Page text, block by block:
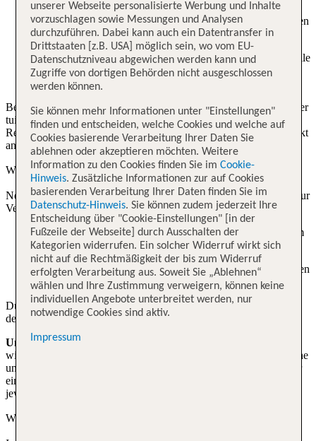
Für noch mehr Komfort kannst du, je nach Fluggesellschaft,
für dein Baby unter zwei Jahren kostenpflichtig einen eigenen
Sitzplatz buchen.
Falls dein Kind während des Urlaubs zwei Jahre alt wird, teile
uns dies bitte im Voraus mit, da gegebenenfalls eine
Information an die Fluggesellschaft nötig ist.
Bei Fragen und für Unterstützung zu deiner Buchung steht dir unser
tui.com Servicecenter gerne zur Verfügung. Bei Buchung über ein
Reisebüro oder ein (Online)-Buchungsportal wende dich bitte direkt
an deinen jeweiligen Ansprechpartner.
War dieser Beitrag hilfreich? ja nein
Nein, Kindersitze werden auf dem inkludierten Bustransfer nicht zur
Verfügung gestellt und können auch nicht angefragt werden.
Babys unter zwei Jahren reisen sicher und geborgen auf dem
Schoß ihrer Eltern oder einer erwachsenen Begleitperson.
Ab dem Alter von zwei Jahren genießen Kinder ihren eigenen
Sitzplatz an Bord.
Du bringst deinen eigenen Kindersitz mit? Diesen kannst du mit
dem normalen Gurt befestigen.
Unser Tipp für dich:
wir passende Kindersitze für dich anfragen! Kontaktiere dafür gerne
unser tui.com Servicecenter. Bei Buchung über ein Reisebüro oder
ein (Online)-Buchungsportal wende dich bitte direkt an deinen
jeweiligen Ansprechpartner.
War dieser Beitrag hilfreich?
unserer Webseite personalisierte Werbung und Inhalte
vorzuschlagen sowie Messungen und Analysen
durchzuführen. Dabei kann auch ein Datentransfer in
Drittstaaten [z.B. USA] möglich sein, wo vom EU-
Datenschutzniveau abgewichen werden kann und
Zugriffe von dortigen Behörden nicht ausgeschlossen
werden können.
Sie können mehr Informationen unter "Einstellungen"
finden und entscheiden, welche Cookies und welche auf
Cookies basierende Verarbeitung Ihrer Daten Sie
ablehnen oder akzeptieren möchten. Weitere
Information zu den Cookies finden Sie im Cookie-
Hinweis. Zusätzliche Informationen zur auf Cookies
basierenden Verarbeitung Ihrer Daten finden Sie im
Datenschutz-Hinweis. Sie können zudem jederzeit Ihre
Entscheidung über "Cookie-Einstellungen" [in der
Fußzeile der Webseite] durch Ausschalten der
Kategorien widerrufen. Ein solcher Widerruf wirkt sich
nicht auf die Rechtmäßigkeit der bis zum Widerruf
erfolgten Verarbeitung aus. Soweit Sie „Ablehnen“
wählen und Ihre Zustimmung verweigern, können keine
individuellen Angebote unterbreitet werden, nur
notwendige Cookies sind aktiv.
Impressum